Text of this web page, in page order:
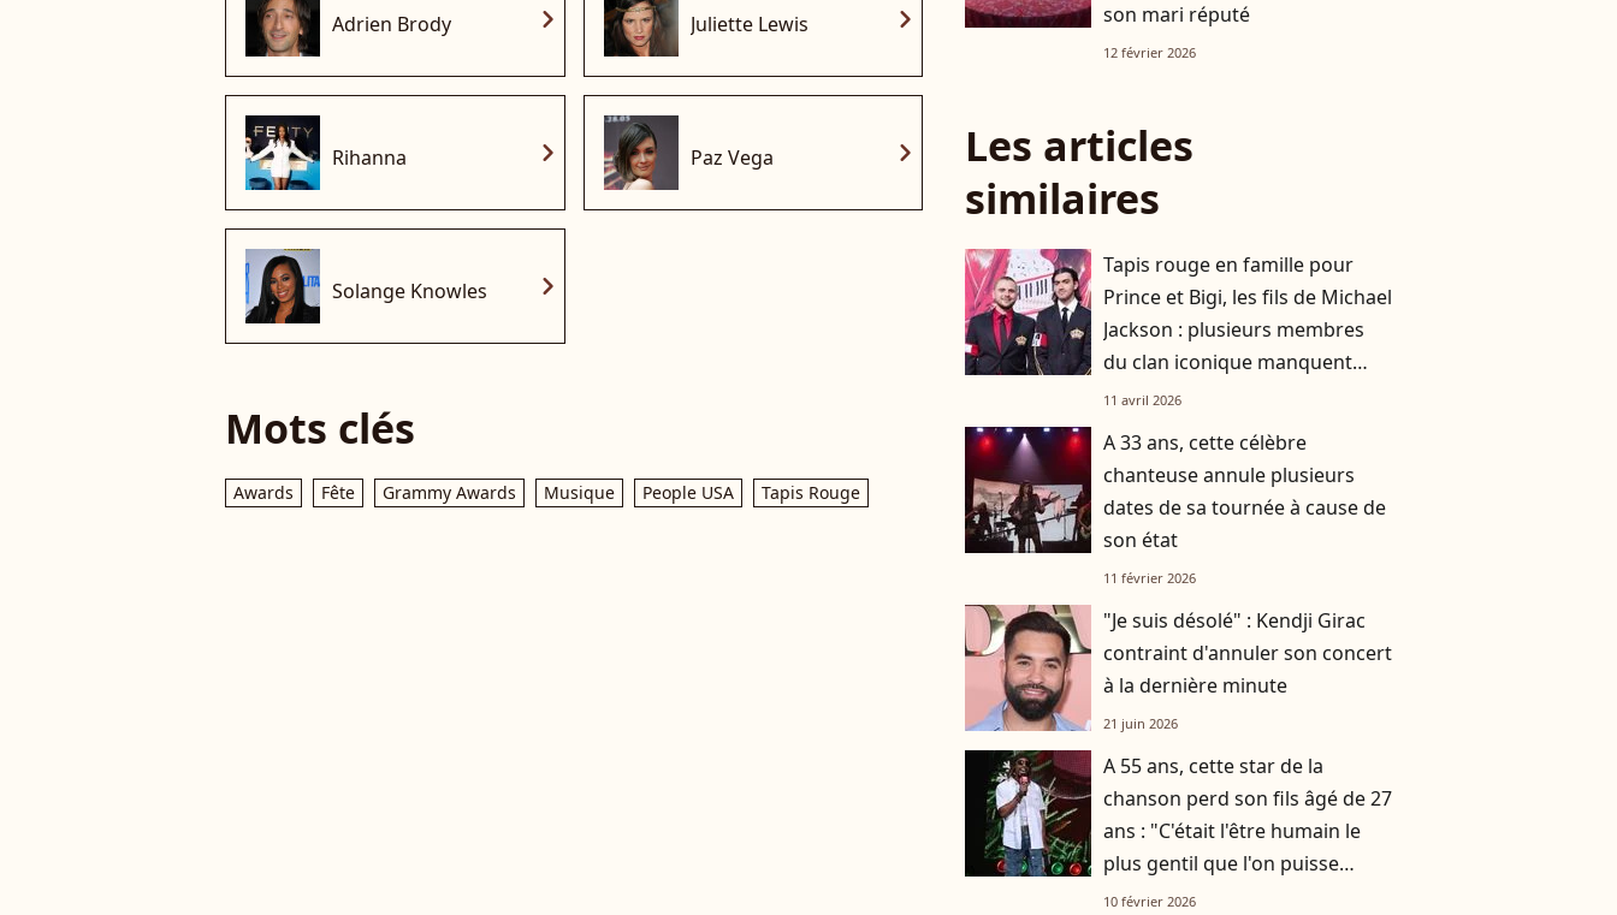
Adrien Brody chevron_right Juliette Lewis chevron_right
Rihanna chevron_right Paz Vega chevron_right
Solange Knowles chevron_right
Mots clés
Awards Fête Grammy Awards Musique People USA Tapis Rouge
son mari réputé
12 février 2026
Les articles
similaires
Tapis rouge en famille pour
Prince et Bigi, les fils de Michael
Jackson : plusieurs membres
du clan iconique manquent
pourtant à l'appel
11 avril 2026
A 33 ans, cette célèbre
chanteuse annule plusieurs
dates de sa tournée à cause de
son état
11 février 2026
"Je suis désolé" : Kendji Girac
contraint d'annuler son concert
à la dernière minute
21 juin 2026
A 55 ans, cette star de la
chanson perd son fils âgé de 27
ans : "C'était l'être humain le
plus gentil que l'on puisse
rencontrer"
10 février 2026